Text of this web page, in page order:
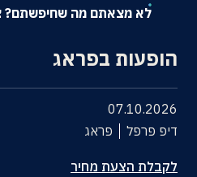
אודות
צרו קשר
לא מצאתם מה שחיפשתם?
הופעות בפראג
07.10.2026
דיפ פרפל
פראג
לקבלת הצעת מחיר